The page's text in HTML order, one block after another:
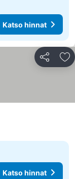
Katso hinnat
Jaa
Katso hinnat